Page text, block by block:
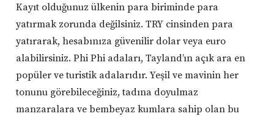
Kayıt olduğunuz ülkenin para biriminde para
yatırmak zorunda değilsiniz. TRY cinsinden para
yatırarak, hesabınıza güvenilir dolar veya euro
alabilirsiniz. Phi Phi adaları, Tayland’ın açık ara en
popüler ve turistik adalarıdır. Yeşil ve mavinin her
tonunu görebileceğiniz, tadına doyulmaz
manzaralara ve bembeyaz kumlara sahip olan bu